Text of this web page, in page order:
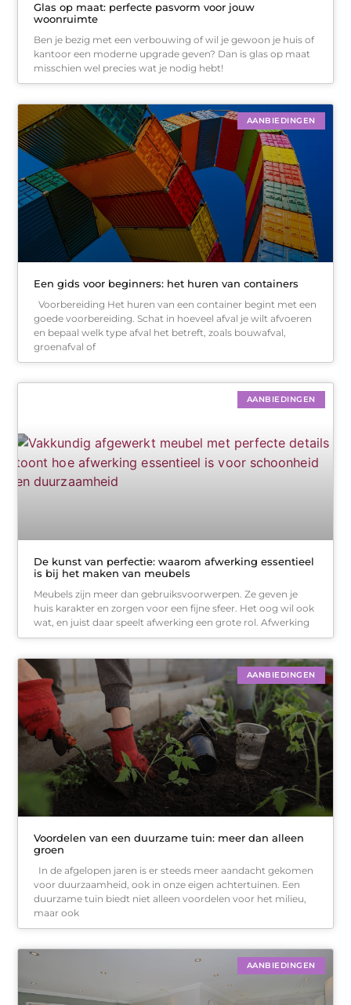
Glas op maat: perfecte pasvorm voor jouw
woonruimte
Ben je bezig met een verbouwing of wil je gewoon je huis of
kantoor een moderne upgrade geven? Dan is glas op maat
misschien wel precies wat je nodig hebt!
AANBIEDINGEN
Een gids voor beginners: het huren van containers
Voorbereiding Het huren van een container begint met een
goede voorbereiding. Schat in hoeveel afval je wilt afvoeren
en bepaal welk type afval het betreft, zoals bouwafval,
groenafval of
AANBIEDINGEN
De kunst van perfectie: waarom afwerking essentieel
is bij het maken van meubels
Meubels zijn meer dan gebruiksvoorwerpen. Ze geven je
huis karakter en zorgen voor een fijne sfeer. Het oog wil ook
wat, en juist daar speelt afwerking een grote rol. Afwerking
AANBIEDINGEN
Voordelen van een duurzame tuin: meer dan alleen
groen
In de afgelopen jaren is er steeds meer aandacht gekomen
voor duurzaamheid, ook in onze eigen achtertuinen. Een
duurzame tuin biedt niet alleen voordelen voor het milieu,
maar ook
AANBIEDINGEN